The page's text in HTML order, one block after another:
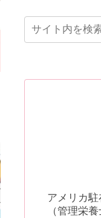
アメリカ
（管理栄養